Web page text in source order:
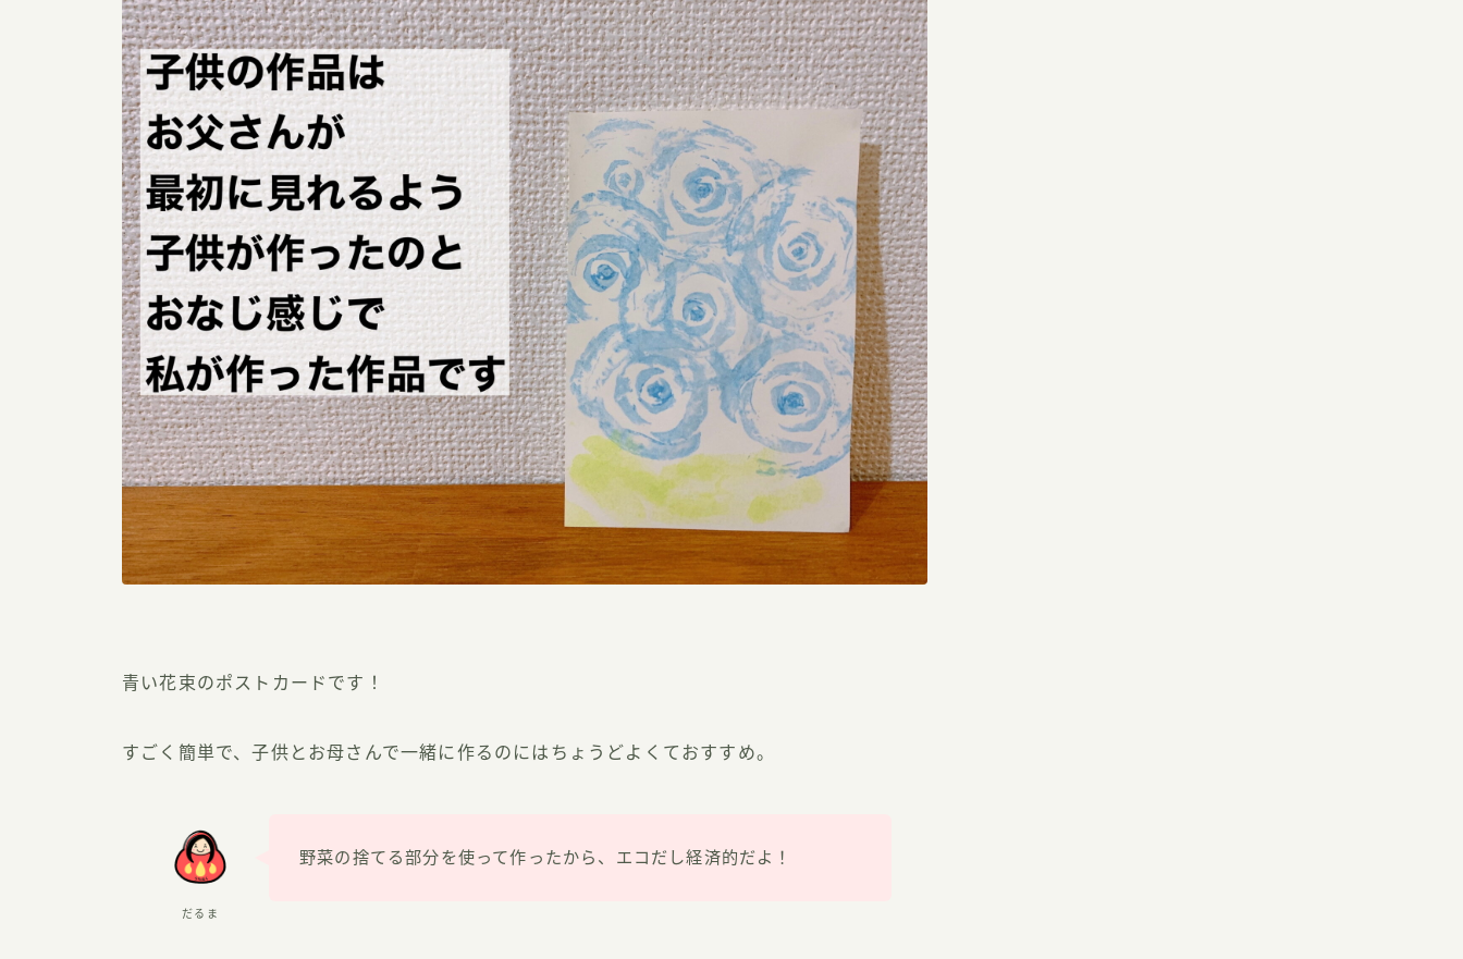
青い花束のポストカードです！
すごく簡単で、子供とお母さんで一緒に作るのにはちょうどよくておすすめ。
だるま
野菜の捨てる部分を使って作ったから、エコだし経済的だよ！